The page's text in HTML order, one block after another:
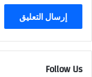
Follow Us